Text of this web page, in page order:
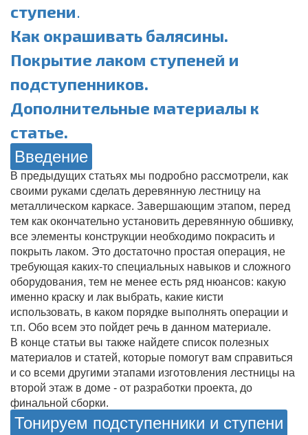
ступени.
Как окрашивать балясины.
Покрытие лаком ступеней и
подступенников.
Дополнительные материалы к
статье.
Введение
В предыдущих статьях мы подробно рассмотрели, как
своими руками сделать деревянную лестницу на
металлическом каркасе. Завершающим этапом, перед
тем как окончательно установить деревянную обшивку,
все элементы конструкции необходимо покрасить и
покрыть лаком. Это достаточно простая операция, не
требующая каких-то специальных навыков и сложного
оборудования, тем не менее есть ряд нюансов: какую
именно краску и лак выбрать, какие кисти
использовать, в каком порядке выполнять операции и
т.п. Обо всем это пойдет речь в данном материале.
В конце статьи вы также найдете список полезных
материалов и статей, которые помогут вам справиться
и со всеми другими этапами изготовления лестницы на
второй этаж в доме - от разработки проекта, до
финальной сборки.
Тонируем подступенники и ступени